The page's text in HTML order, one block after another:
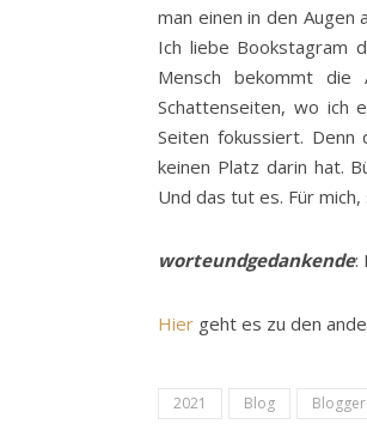
man einen in den Augen
Ich liebe Bookstagram
Mensch bekommt
Schattenseiten, wo ich
Seiten fokussiert.
keinen Platz darin hat.
Und das tut es. Für
worteundgedankende:
Hier geht es zu den
2021 Blog Blogger